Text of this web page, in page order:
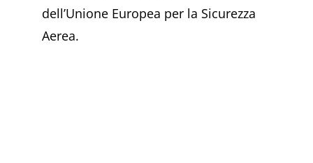
dell’Unione Europea per la Sicurezza
Aerea.